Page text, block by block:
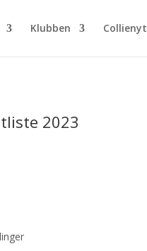
Klubben Collienyt
2023